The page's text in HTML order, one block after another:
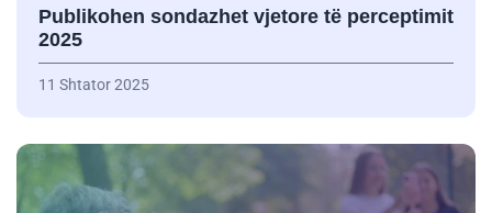
Publikohen sondazhet vjetore të perceptimit
2025
11 Shtator 2025